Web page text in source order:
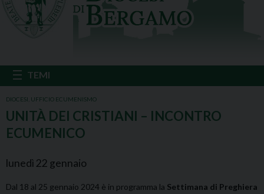
DIOCESI UFFICIO ECUMENISMO
UNITÀ DEI CRISTIANI – INCONTRO
ECUMENICO
lunedì 22 gennaio
Dal 18 al 25 gennaio 2024 è in programma la Settimana di Preghiera